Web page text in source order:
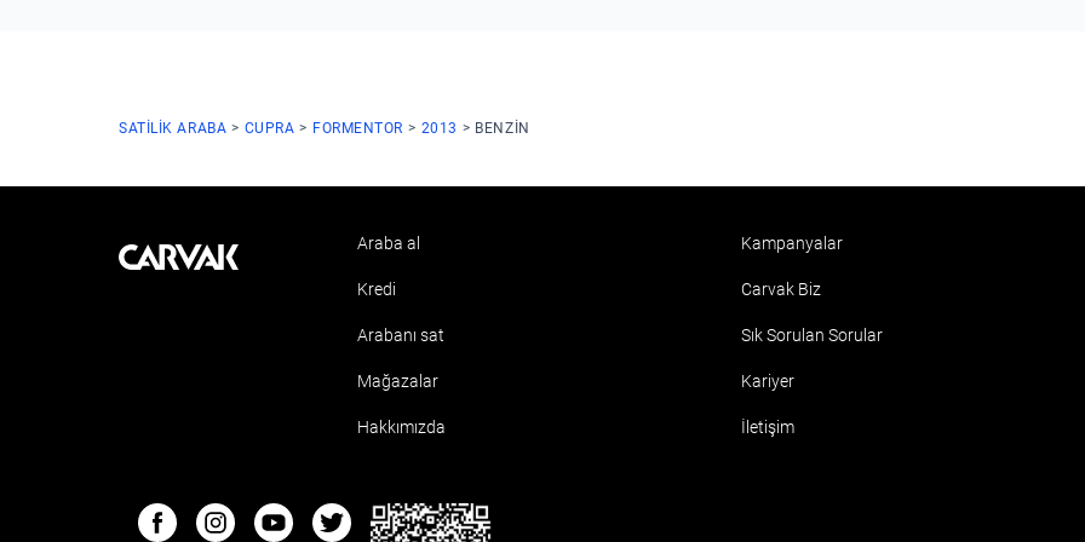
SATILIK ARABA CUPRA FORMENTOR 2013 BENZIN
Kavak Araba al
Kredi
Arabanı sat
Mağazalar
Hakkımızda
Kampanyalar
Carvak Biz
Sık Sorulan Sorular
Kariyer
İletişim
FacebookInstagramYoutubeTwitter
ETBIS